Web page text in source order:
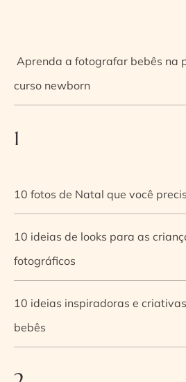
Aprenda a fotografar bebês na
curso newborn
1
10 fotos de Natal que você
10 ideias de looks para as
fotográficos
10 ideias inspiradoras e
bebês